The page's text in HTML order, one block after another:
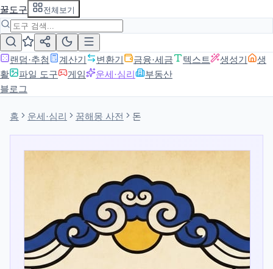
꿀도구 전체보기
랜덤·추첨 계산기 변환기 금융·세금 텍스트 생성기
생
활
파일 도구 게임 운세·심리
부동산
블로그
홈 운세·심리 꿈해몽 사전 돈